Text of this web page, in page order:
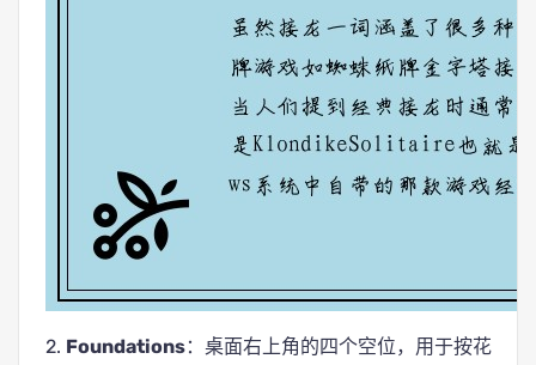
2. Foundations：桌面右上角的四个空位，用于按花